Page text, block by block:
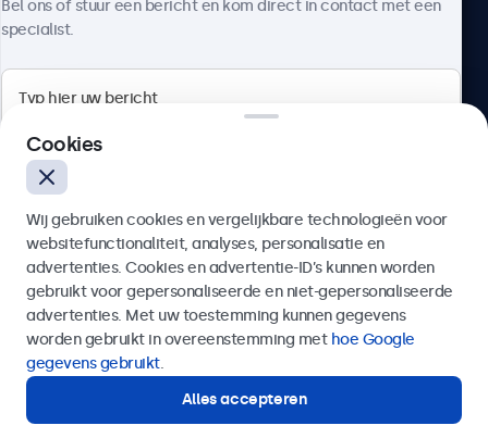
4.8/5 door 5000+ bedrijven
Nederlands
Bel ons of stuur een bericht en kom direct in contact met een
specialist.
Verzenden
Of bel ons op
Hulp of advies nodig?
Direct contact met een specialist.
Cookies
Wij gebruiken cookies en vergelijkbare technologieën voor
websitefunctionaliteit, analyses, personalisatie en
advertenties. Cookies en advertentie-ID’s kunnen worden
gebruikt voor gepersonaliseerde en niet-gepersonaliseerde
advertenties. Met uw toestemming kunnen gegevens
worden gebruikt in overeenstemming met hoe Google
gegevens gebruikt.
Alles accepteren